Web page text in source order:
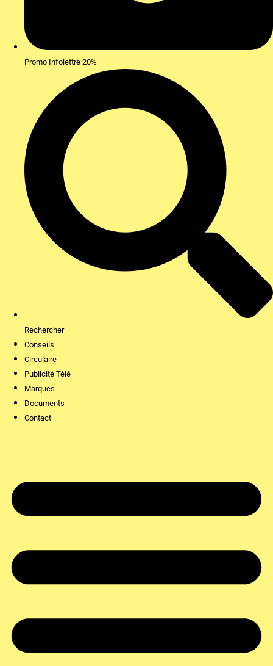
Promo Infolettre 20%
Rechercher
Conseils
Circulaire
Publicité Télé
Marques
Documents
Contact